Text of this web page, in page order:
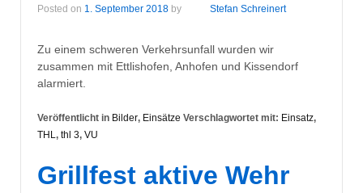
Posted on 1. September 2018 by Stefan Schreinert
Zu einem schweren Verkehrsunfall wurden wir
zusammen mit Ettlishofen, Anhofen und Kissendorf
alarmiert.
Veröffentlicht in Bilder, Einsätze Verschlagwortet mit: Einsatz,
THL, thl 3, VU
Grillfest aktive Wehr